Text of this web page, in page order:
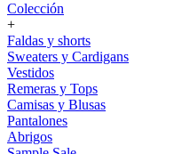
Colección
+
Faldas y shorts
Sweaters y Cardigans
Vestidos
Remeras y Tops
Camisas y Blusas
Pantalones
Abrigos